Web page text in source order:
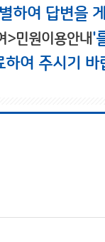
하여 답변을
>민원이용안내'
여 주시기 바